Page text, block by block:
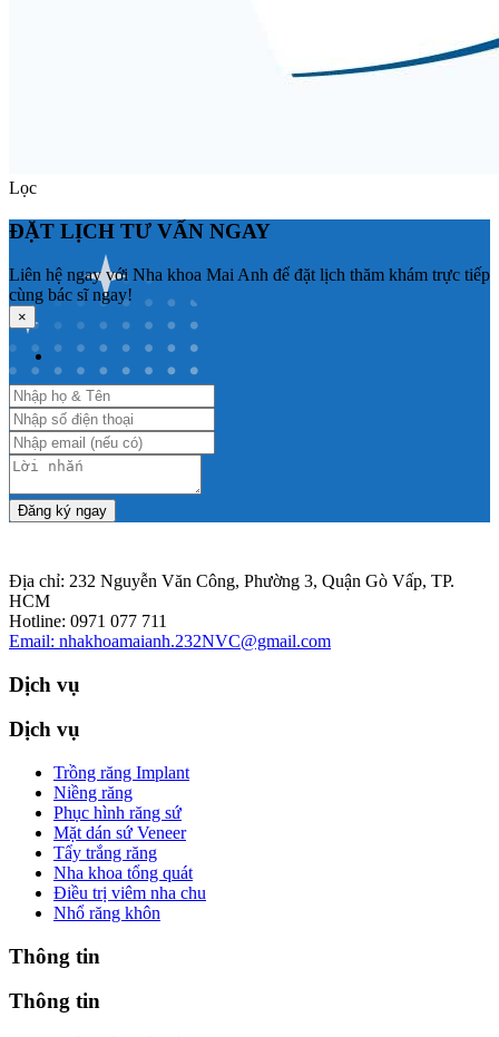
Lọc
ĐẶT LỊCH TƯ VẤN NGAY
Liên hệ ngay với Nha khoa Mai Anh để đặt lịch thăm khám trực tiếp
cùng bác sĩ ngay!
×
Đăng ký ngay
Địa chỉ: 232 Nguyễn Văn Công, Phường 3, Quận Gò Vấp, TP.
HCM
Hotline: 0971 077 711
Email: nhakhoamaianh.232NVC@gmail.com
Dịch vụ
Dịch vụ
Trồng răng Implant
Niềng răng
Phục hình răng sứ
Mặt dán sứ Veneer
Tẩy trắng răng
Nha khoa tổng quát
Điều trị viêm nha chu
Nhổ răng khôn
Thông tin
Thông tin